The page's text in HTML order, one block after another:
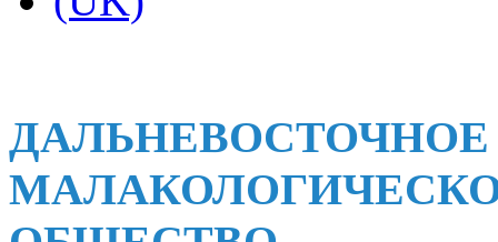
ДАЛЬНЕВОСТОЧНОЕ